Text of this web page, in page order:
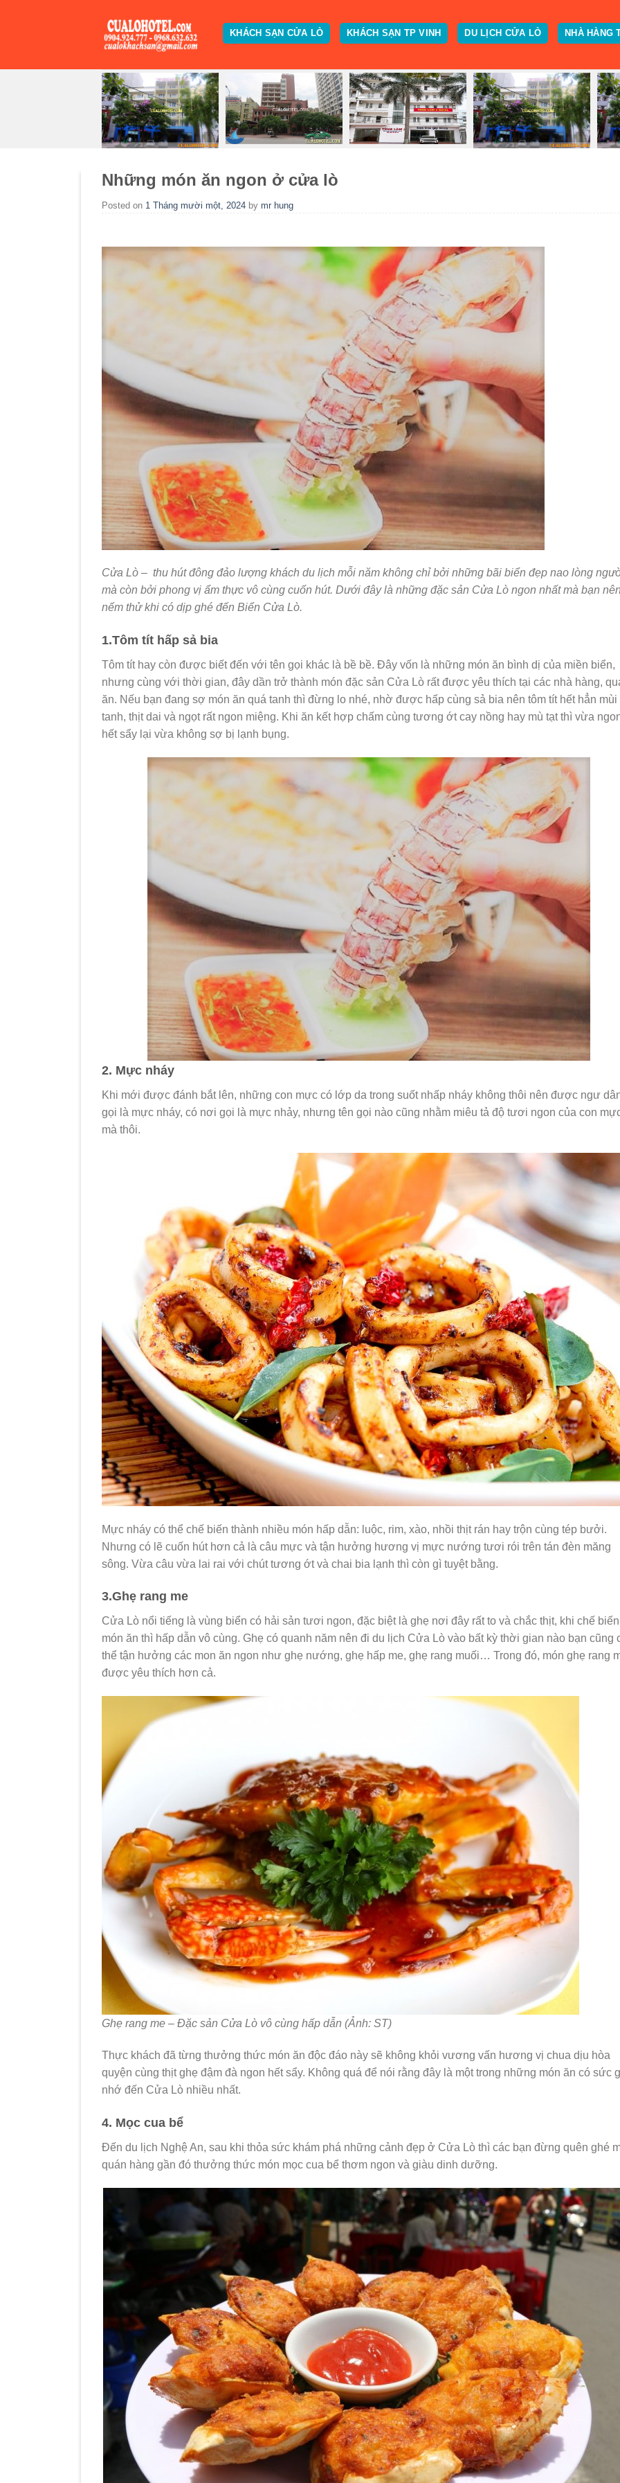
KHÁCH SẠN CỬA LÒ KHÁCH SẠN TP VINH DU LỊCH CỬA LÒ NHÀ HÀNG
Những món ăn ngon ở cửa lò
Posted on 1 Tháng mười một, 2024 by mr hung
Cửa Lò – thu hút đông đảo lượng khách du lịch mỗi năm không chỉ bởi những bãi biển đẹp nao lòng
mà còn bởi phong vị ẩm thực vô cùng cuốn hút. Dưới đây là những đặc sản Cửa Lò ngon nhất mà bạn
nếm thử khi có dịp ghé đến Biển Cửa Lò.
1.Tôm tít hấp sả bia
Tôm tít hay còn được biết đến với tên gọi khác là bề bề. Đây vốn là những món ăn bình dị của miền biển,
nhưng cùng với thời gian, đây dần trở thành món đặc sản Cửa Lò rất được yêu thích tại các nhà hàng,
ăn. Nếu bạn đang sợ món ăn quá tanh thì đừng lo nhé, nhờ được hấp cùng sả bia nên tôm tít hết hẳn mùi
tanh, thịt dai và ngọt rất ngon miệng. Khi ăn kết hợp chấm cùng tương ớt cay nồng hay mù tạt thì vừa
hết sẩy lại vừa không sợ bị lạnh bụng.
2. Mực nháy
Khi mới được đánh bắt lên, những con mực có lớp da trong suốt nhấp nháy không thôi nên được ngư
gọi là mực nháy, có nơi gọi là mực nhảy, nhưng tên gọi nào cũng nhằm miêu tả độ tươi ngon của con
mà thôi.
Mực nháy có thể chế biến thành nhiều món hấp dẫn: luộc, rim, xào, nhồi thịt rán hay trộn cùng tép bưởi.
Nhưng có lẽ cuốn hút hơn cả là câu mực và tận hưởng hương vị mực nướng tươi rói trên tán đèn măng
sông. Vừa câu vừa lai rai với chút tương ớt và chai bia lạnh thì còn gì tuyệt bằng.
3.Ghẹ rang me
Cửa Lò nổi tiếng là vùng biển có hải sản tươi ngon, đặc biệt là ghẹ nơi đây rất to và chắc thịt, khi chế biến
món ăn thì hấp dẫn vô cùng. Ghẹ có quanh năm nên đi du lịch Cửa Lò vào bất kỳ thời gian nào bạn cũng
thể tận hưởng các mon ăn ngon như ghẹ nướng, ghẹ hấp me, ghẹ rang muối… Trong đó, món ghẹ rang
được yêu thích hơn cả.
Ghẹ rang me – Đặc sản Cửa Lò vô cùng hấp dẫn (Ảnh: ST)
Thực khách đã từng thưởng thức món ăn độc đáo này sẽ không khỏi vương vấn hương vị chua dịu hòa
quyện cùng thịt ghẹ đậm đà ngon hết sẩy. Không quá để nói rằng đây là một trong những món ăn có sức
nhớ đến Cửa Lò nhiều nhất.
4. Mọc cua bể
Đến du lịch Nghệ An, sau khi thỏa sức khám phá những cảnh đẹp ở Cửa Lò thì các bạn đừng quên ghé
quán hàng gần đó thưởng thức món mọc cua bể thơm ngon và giàu dinh dưỡng.